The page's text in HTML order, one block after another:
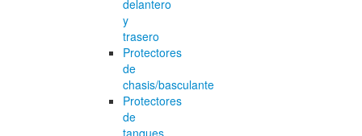
delantero
y
trasero
Protectores
de
chasis/basculante
Protectores
de
tanques